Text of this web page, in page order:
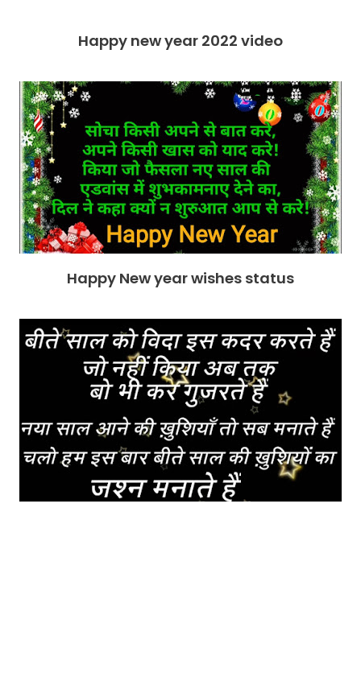
Happy new year 2022 video
Happy New year wishes status